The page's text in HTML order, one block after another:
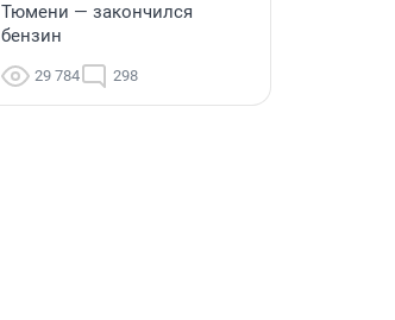
Тюмени — закончился
бензин
29 784 298